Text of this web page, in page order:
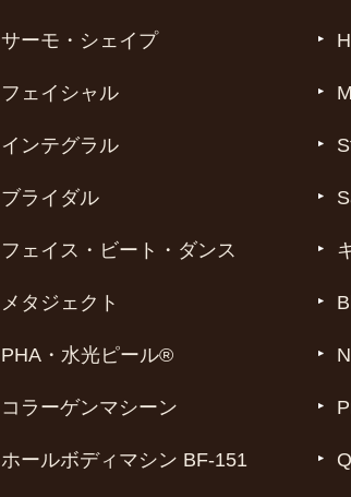
サーモ・シェイプ
フェイシャル
インテグラル
ブライダル
フェイス・ビート・ダンス
メタジェクト
PHA・水光ピール®
コラーゲンマシーン
ホールボディマシン BF-151